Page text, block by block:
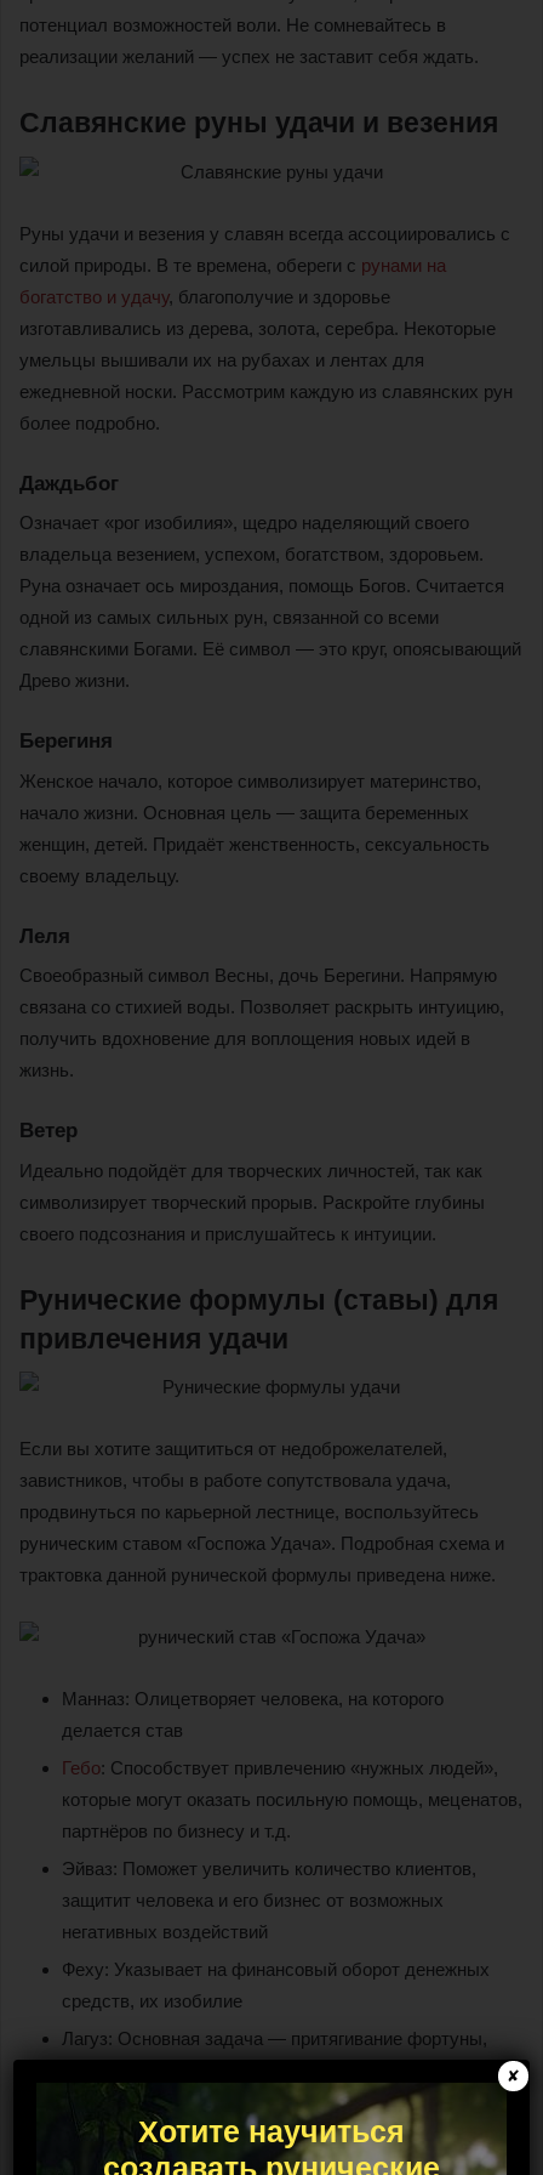
потенциал возможностей воли. Не сомневайтесь в
реализации желаний — успех не заставит себя ждать.
Славянские руны удачи и везения
Руны удачи и везения у славян всегда ассоциировались с
силой природы. В те времена, обереги с рунами на
богатство и удачу, благополучие и здоровье
изготавливались из дерева, золота, серебра. Некоторые
умельцы вышивали их на рубахах и лентах для
ежедневной носки. Рассмотрим каждую из славянских рун
более подробно.
Даждьбог
Означает «рог изобилия», щедро наделяющий своего
владельца везением, успехом, богатством, здоровьем.
Руна означает ось мироздания, помощь Богов. Считается
одной из самых сильных рун, связанной со всеми
славянскими Богами. Её символ — это круг, опоясывающий
Древо жизни.
Берегиня
Женское начало, которое символизирует материнство,
начало жизни. Основная цель — защита беременных
женщин, детей. Придаёт женственность, сексуальность
своему владельцу.
Леля
Своеобразный символ Весны, дочь Берегини. Напрямую
связана со стихией воды. Позволяет раскрыть интуицию,
получить вдохновение для воплощения новых идей в
жизнь.
Ветер
Идеально подойдёт для творческих личностей, так как
символизирует творческий прорыв. Раскройте глубины
своего подсознания и прислушайтесь к интуиции.
Рунические формулы (ставы) для
привлечения удачи
Если вы хотите защититься от недоброжелателей,
завистников, чтобы в работе сопутствовала удача,
продвинуться по карьерной лестнице, воспользуйтесь
руническим ставом «Госпожа Удача». Подробная схема и
трактовка данной рунической формулы приведена ниже.
Манназ: Олицетворяет человека, на которого
делается став
Гебо: Способствует привлечению «нужных людей»,
которые могут оказать посильную помощь, меценатов,
партнёров по бизнесу и т.д.
Эйваз: Поможет увеличить количество клиентов,
защитит человека и его бизнес от возможных
негативных воздействий
Феху: Указывает на финансовый оборот денежных
средств, их изобилие
Лагуз: Основная задача — притягивание фортуны,
возможность выбрать самые прибыльный проект, не
размениваясь на что-то мелочное. Это поможет
увеличить благосостояние, увеличить доход от
Хотите научиться
создавать рунические
✘